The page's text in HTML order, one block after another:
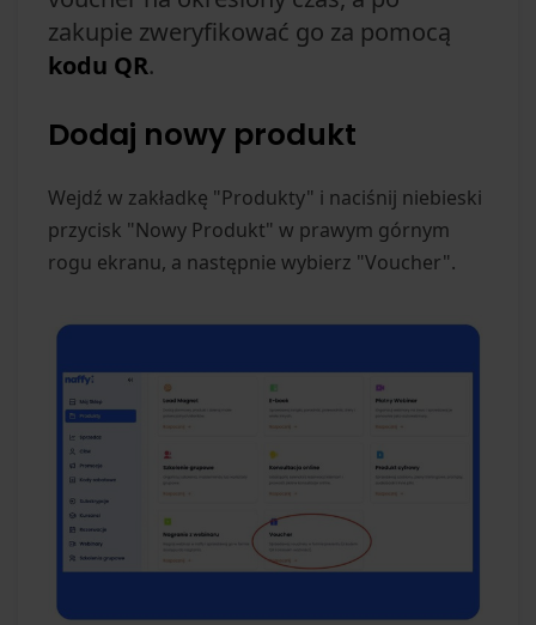
zakupie zweryfikować go za pomocą
kodu QR.
Dodaj nowy produkt
Wejdź w zakładkę "Produkty" i naciśnij niebieski
przycisk "Nowy Produkt" w prawym górnym
rogu ekranu, a następnie wybierz "Voucher".